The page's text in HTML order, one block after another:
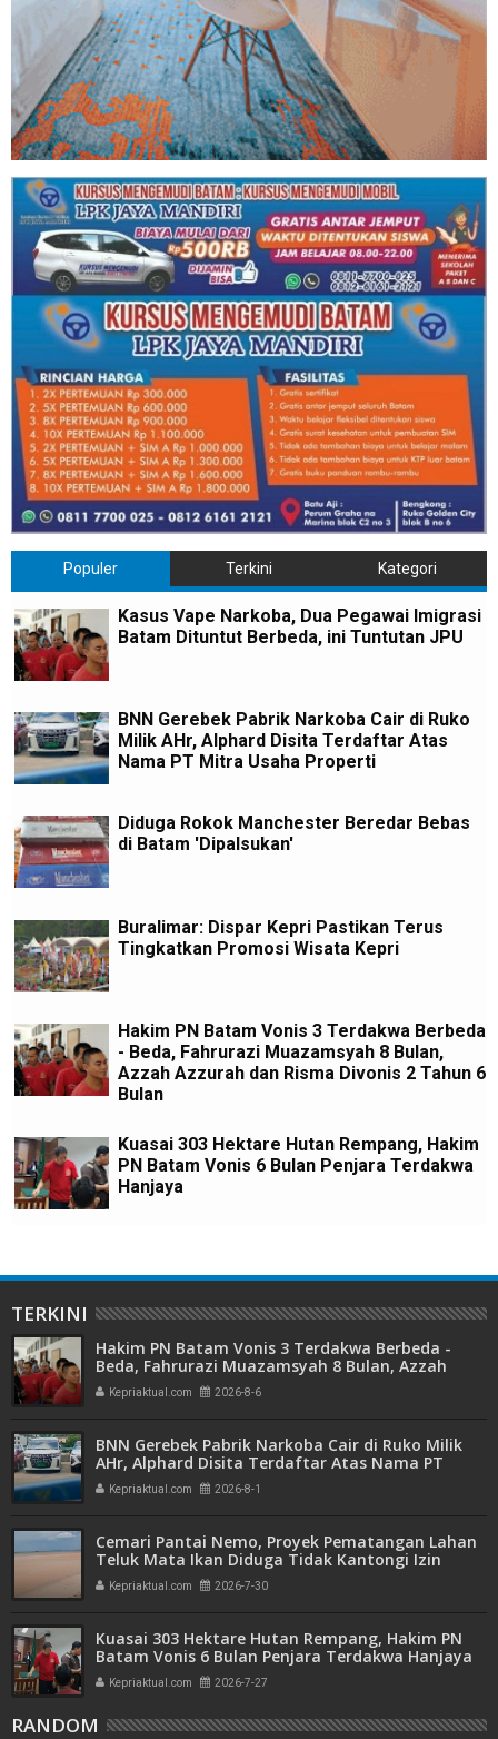
Populer Terkini Kategori
Kasus Vape Narkoba, Dua Pegawai Imigrasi
Batam Dituntut Berbeda, ini Tuntutan JPU
BNN Gerebek Pabrik Narkoba Cair di Ruko
Milik AHr, Alphard Disita Terdaftar Atas
Nama PT Mitra Usaha Properti
Diduga Rokok Manchester Beredar Bebas
di Batam 'Dipalsukan'
Buralimar: Dispar Kepri Pastikan Terus
Tingkatkan Promosi Wisata Kepri
Hakim PN Batam Vonis 3 Terdakwa Berbeda
- Beda, Fahrurazi Muazamsyah 8 Bulan,
Azzah Azzurah dan Risma Divonis 2 Tahun 6
Bulan
Kuasai 303 Hektare Hutan Rempang, Hakim
PN Batam Vonis 6 Bulan Penjara Terdakwa
Hanjaya
TERKINI
Hakim PN Batam Vonis 3 Terdakwa Berbeda -
Beda, Fahrurazi Muazamsyah 8 Bulan, Azzah
Azzurah dan Risma Divonis 2 Tahun 6 Bulan
Kepriaktual.com 2026-8-6
BNN Gerebek Pabrik Narkoba Cair di Ruko Milik
AHr, Alphard Disita Terdaftar Atas Nama PT
Mitra Usaha Properti
Kepriaktual.com 2026-8-1
Cemari Pantai Nemo, Proyek Pematangan Lahan
Teluk Mata Ikan Diduga Tidak Kantongi Izin
Amdal
Kepriaktual.com 2026-7-30
Kuasai 303 Hektare Hutan Rempang, Hakim PN
Batam Vonis 6 Bulan Penjara Terdakwa Hanjaya
Kepriaktual.com 2026-7-27
RANDOM